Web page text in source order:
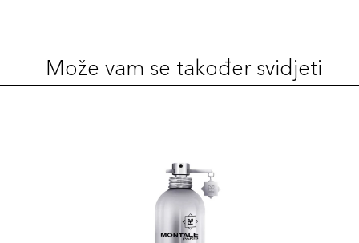
Može vam se također svidjeti